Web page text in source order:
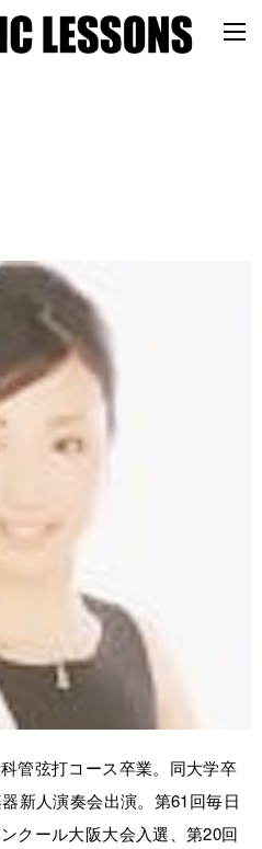
管弦打コース卒業。同大学卒
新人演奏会出演。第61回毎日
クール大阪大会入選、第20回